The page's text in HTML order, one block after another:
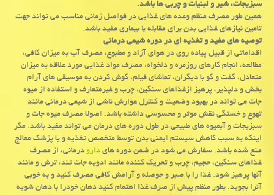
سبزیجات، شیر و لبنیات و چربی ها باشد.
همین طور مصرف منظم وعده های غذایی در فواصل زمانی مناسب می تواند جهت
تامین نیازهای غذایی بدن برای مقابله با بیماری مفید باشد.
توصیه های مفید و تغذیه ای در دوره شیمی درمانی
اقداماتی از قبیل پیاده روی در هوای آزاد و مطبوع، مصرف آب به میزان كافی،
مطالعه، انجام كارهای روزمره و دلخواه، مصرف مواد غذایی مورد علاقه به میزان
متعادل، گفت و گو با دیگران، تماشای فیلم، گوش كردن به موسیقی های آرام
بخش و دلپذیر، پرهیز ازغذاهای سنگین، چرب و غیرمتعارف و استفاده از میوه
جات می تواند در بهبود وضعیت و كنترل عوارش ناشی از شیمی درمانی مانند
تهوع و خستگی نقش موثر و محسوسی داشته باشد. اصولا مصرف میوه جات و
سبزیجات و آبمیوه های طبیعی در طول دوره های درمان می تواند مفید باشد. مگر
اینكه به سبب كاهش سیستم ایمنی بدن توسط متخصص تغذیه و یا پزشك معالج
منع شده باشد. سفارش می شود در ضمن دوره هایدارودرمانی، از مصرف
غذاهای سنگین، حجیم، چرب و تحریك كننده مانند ادویه جات تند، ترش و مانند
آنها پرهیز شود. غذا را با صبر و حوصله و آرامش كافی مصرف كنید و به خوبی
آنرا بجوید. بطور منظم پیش از صرف غذا اهتمام كنید دهان خودرا با دهان شویه